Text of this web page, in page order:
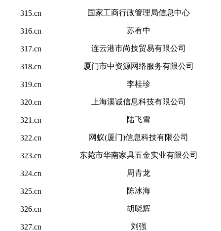
315.cn 国家工商行政管理局信息中心
316.cn 苏有中
317.cn 连云港市尚技贸易有限公司
318.cn 厦门市中资源网络服务有限公司
319.cn 李桂珍
320.cn 上海溪诚信息科技有限公司
321.cn 陆飞雪
322.cn 网蚁(厦门)信息科技有限公司
323.cn 东菀市华南家具五金实业有限公司
324.cn 周青龙
325.cn 陈冰海
326.cn 胡晓辉
327.cn 刘强